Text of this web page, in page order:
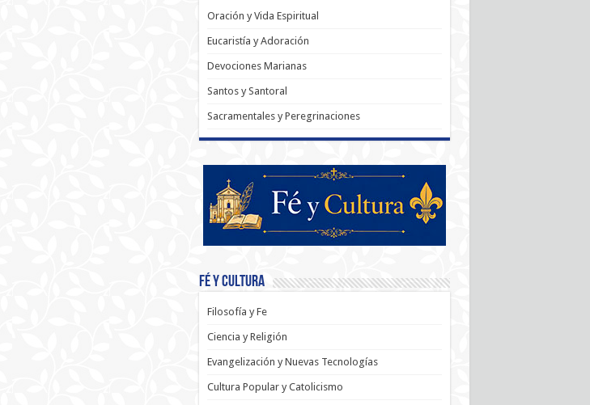
Oración y Vida Espiritual
Eucaristía y Adoración
Devociones Marianas
Santos y Santoral
Sacramentales y Peregrinaciones
Fé y Cultura
Filosofía y Fe
Ciencia y Religión
Evangelización y Nuevas Tecnologías
Cultura Popular y Catolicismo